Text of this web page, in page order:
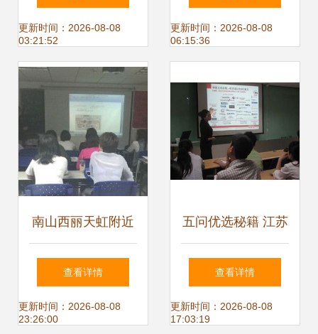
力计算机教育新未
来
更新时间：2026-08-08
03:21:52
只差一节精品课
更新时间：2026-08-08
06:15:36
南山西丽天虹附近
计算机培训 电脑办
公软件技能提升指
查看详情
更新时间：2026-08-08
23:26:00
五问优选秘籍 江苏
万和计算机培训中
心如何成就不一样
查看详情
更新时间：2026-08-08
17:03:19